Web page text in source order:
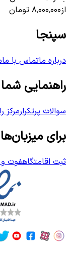
از۸٬۰۰۰٬۰۰۰ تومان
سپنجا
درباره ماتماس با ما
راهنمایی شما
سوالات پرتکرارمرکز
برای میزبان‌ها
ثبت اقامتگاهفوت و